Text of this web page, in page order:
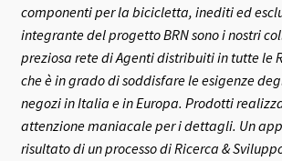
componenti per la bicicletta, inediti ed
integrante del progetto BRN sono i nostri
preziosa rete di Agenti distribuiti in tutte le
che è in grado di soddisfare le esigenze
negozi in Italia e in Europa. Prodotti
attenzione maniacale per i dettagli. Un
risultato di un processo di Ricerca &